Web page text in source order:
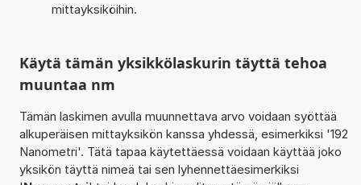
mittayksiköihin.
Käytä tämän yksikkölaskurin täyttä tehoa
muuntaa nm
Tämän laskimen avulla muunnettava arvo voidaan syöttää
alkuperäisen mittayksikön kanssa yhdessä, esimerkiksi '192
Nanometri'. Tätä tapaa käytettäessä voidaan käyttää joko
yksikön täyttä nimeä tai sen lyhennettäesimerkiksi